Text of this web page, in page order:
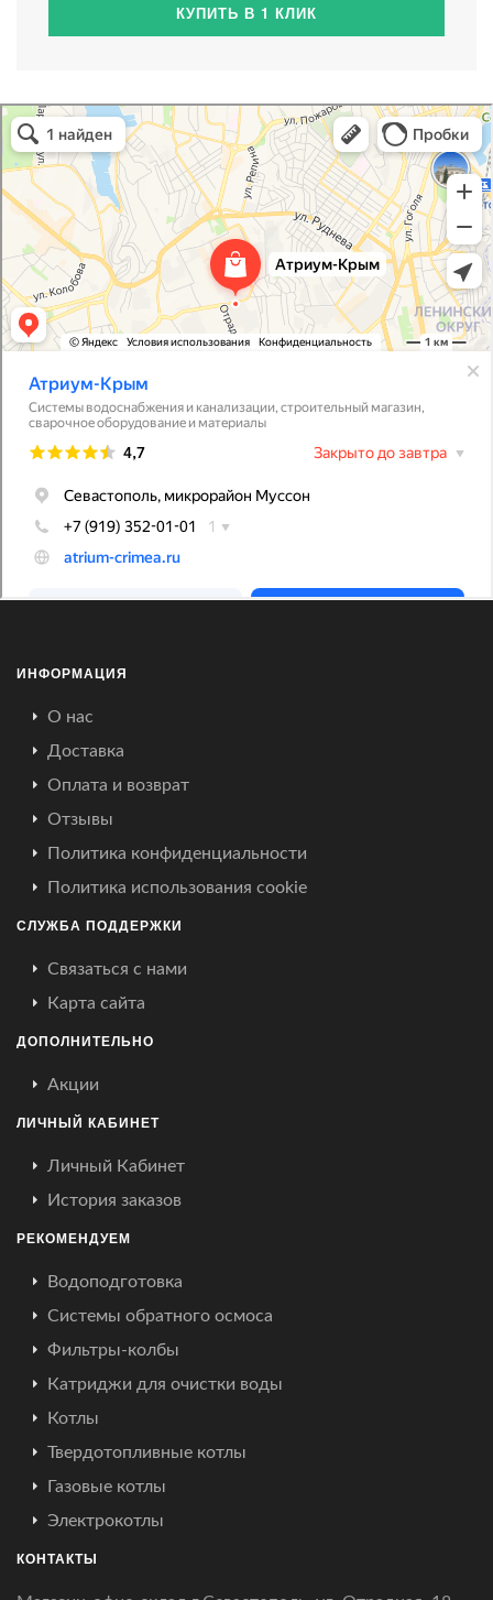
КУПИТЬ В 1 КЛИК
Атриум-Крым
Системы водоснабжения, отопления, канализации в Севастополе
Снабжение строительных объектов в Севастополе
ИНФОРМАЦИЯ
О нас
Доставка
Оплата и возврат
Отзывы
Политика конфиденциальности
Политика использования cookie
СЛУЖБА ПОДДЕРЖКИ
Связаться с нами
Карта сайта
ДОПОЛНИТЕЛЬНО
Акции
ЛИЧНЫЙ КАБИНЕТ
Личный Кабинет
История заказов
РЕКОМЕНДУЕМ
Водоподготовка
Системы обратного осмоса
Фильтры-колбы
Катриджи для очистки воды
Котлы
Твердотопливные котлы
Газовые котлы
Электрокотлы
КОНТАКТЫ